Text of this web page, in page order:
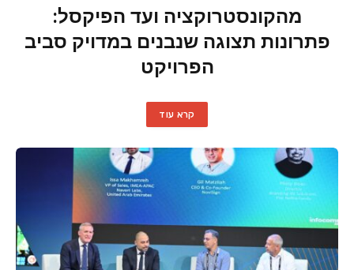
מהקונסטרוקציה ועד הפיקסל:
פתרונות תצוגה שנבנים במדויק סביב
הפרויקט
קרא עוד